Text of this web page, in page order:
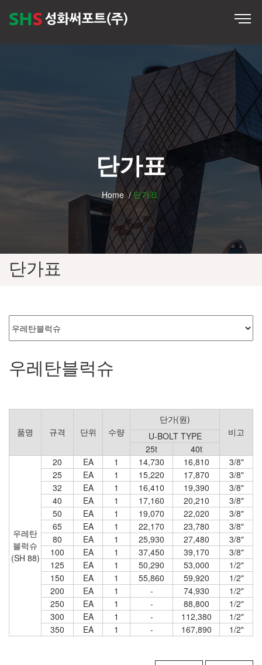
단가표
Home 단가표
단가표
우레탄블럭슈
품명 규격 단위 수량
단가(원)
비고
U-BOLT TYPE
25t
40t
우레탄
블럭슈
(SH 88)
20 EA 1 14,730 16,810
3/8"
25
EA 1 15,220 17,870
3/8"
32
EA 1 16,410 19,390
3/8"
40
EA 1 17,160 20,210
3/8"
50
EA 1 19,070 22,020
3/8"
65
EA 1 22,170 23,780
3/8"
80
EA 1 25,930 27,480
3/8"
100
EA 1 37,450 39,170
3/8"
125
EA 1 50,290 53,000
1/2"
150
EA 1 55,860 59,920
1/2"
200
EA 1 - 74,930
1/2"
250
EA 1 - 88,800
1/2"
300
EA 1 - 112,380
1/2"
350
EA 1 - 167,890 1/2"